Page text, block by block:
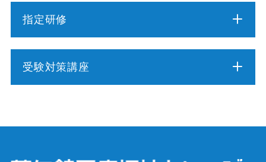
指定研修
介護予防運動指導員養成講座
受験対策講座